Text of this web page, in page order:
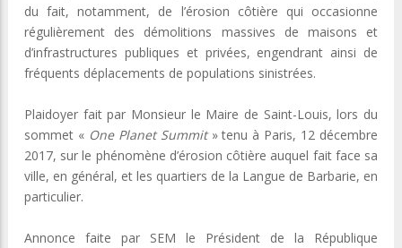
du fait, notamment, de l’érosion côtière qui occasionne
régulièrement des démolitions massives de maisons et
d’infrastructures publiques et privées, engendrant ainsi de
fréquents déplacements de populations sinistrées.
Plaidoyer fait par Monsieur le Maire de Saint-Louis, lors du
sommet « One Planet Summit» tenu à Paris, 12 décembre
2017, sur le phénomène d’érosion côtière auquel fait face sa
ville, en général, et les quartiers de la Langue de Barbarie, en
particulier.
Annonce faite par SEM le Président de la République